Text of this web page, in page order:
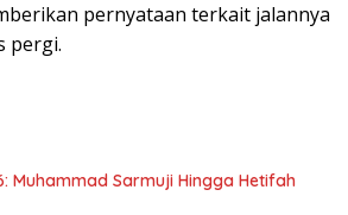
pernyataan terkait jalannya
pergi.
Muhammad Sarmuji Hingga Hetifah